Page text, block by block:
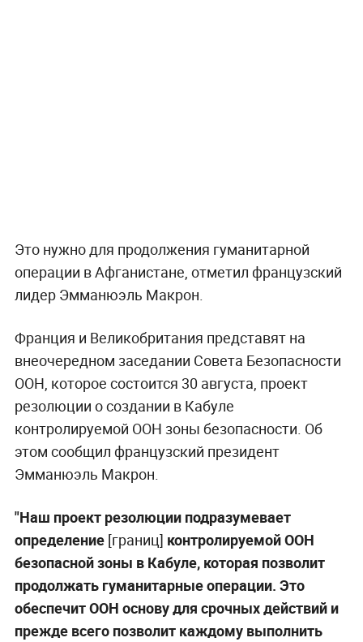
Это нужно для продолжения гуманитарной
операции в Афганистане, отметил французский
лидер Эмманюэль Макрон.
Франция и Великобритания представят на
внеочередном заседании Совета Безопасности
ООН, которое состоится 30 августа, проект
резолюции о создании в Кабуле
контролируемой ООН зоны безопасности. Об
этом сообщил французский президент
Эмманюэль Макрон.
"Наш проект резолюции подразумевает
определение [границ] контролируемой ООН
безопасной зоны в Кабуле, которая позволит
продолжать гуманитарные операции. Это
обеспечит ООН основу для срочных действий и
прежде всего позволит каждому выполнить